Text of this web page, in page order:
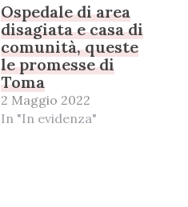
Ospedale di area
disagiata e casa di
comunità, queste
le promesse di
Toma
2 Maggio 2022
In "In evidenza"